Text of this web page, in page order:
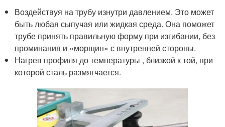
Воздействуя на трубу изнутри давлением. Это может
быть любая сыпучая или жидкая среда. Она поможет
трубе принять правильную форму при изгибании, без
проминания и «морщин» с внутренней стороны.
Нагрев профиля до температуры , близкой к той, при
которой сталь размягчается.